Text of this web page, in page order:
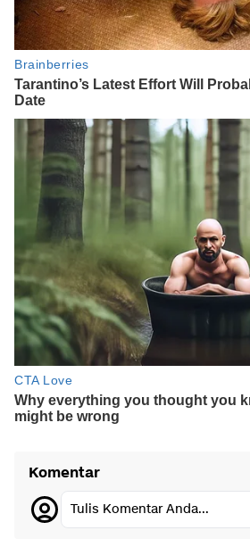
Komentar
Tulis Komentar Anda...